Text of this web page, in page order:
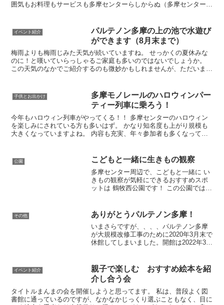
囲気もお料理もサービスも多摩センターらしからぬ（多摩センターに
イベント紹介
パルテノン多摩の上の池で水遊び
ができます（8月末まで）
梅雨よりも梅雨じみた天気が続いていますね。 せっかくの夏休みな
のに！と嘆いていらっしゃるご家庭も多いのではないでしょうか。
この天気のなかでご紹介するのも微妙かもしれませんが、ただいま、
子供とお出かけ
多摩モノレールのハロウィンパー
ティー列車に乗ろう！
今年もハロウィン列車がやってくる！！ 多摩センターのハロウィン
を楽しみにされている方も多いはず。 かなり知名度も上がり規模も
大きくなっていますよね。 内容も充実、年々参加者も多くなってい
公園 こどもと一緒に生きもの観察
多摩センター周辺で、こどもと一緒に い
きもの観察が気軽にできるおすすめスポ
ットは 鶴牧西公園です！ この公園では、
す。 おたまじゃくし、カエルは池で観察
できます。 た...
その他 ありがとうパルテノン多摩！
いまさらですが、、、、パルテノン多摩
が大規模改修工事のために2020年3月末で
休館してしまいました。開館は2022年3月
ルテノン多摩で過ごすことが日課となっ
ていました...
イベント紹介
親子で楽しむ おすすめ絵本を紹
介し合う会
タイトルまんまの会を開催しようと思ってます。 私は、普段よく図
書館に通っているのですが、なかなかじっくり選ぶこともなく、目に